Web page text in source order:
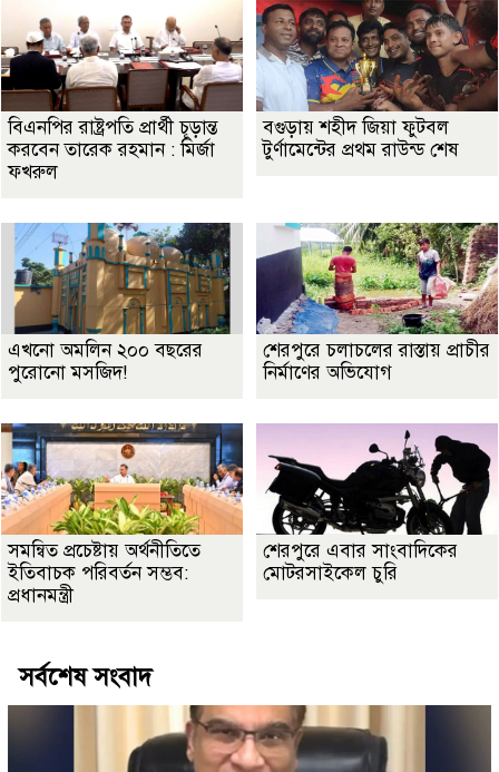
বিএনপির রাষ্ট্রপতি প্রার্থী চূড়ান্ত
করবেন তারেক রহমান : মির্জা
ফখরুল
বগুড়ায় শহীদ জিয়া ফুটবল
টুর্ণামেন্টের প্রথম রাউন্ড শেষ
এখনো অমলিন ২০০ বছরের
পুরোনো মসজিদ!
শেরপুরে চলাচলের রাস্তায় প্রাচীর
নির্মাণের অভিযোগ
সমন্বিত প্রচেষ্টায় অর্থনীতিতে
ইতিবাচক পরিবর্তন সম্ভব:
প্রধানমন্ত্রী
শেরপুরে এবার সাংবাদিকের
মোটরসাইকেল চুরি
সর্বশেষ সংবাদ